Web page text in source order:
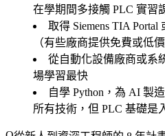
在學期間多接觸 PLC 實習
取得 Siemens TIA
（有些廠商提供免費或低價
從自動化設備廠商或系
場學習最快
自學 Python，為 AI 製
所有技術，但 PLC 基礎是